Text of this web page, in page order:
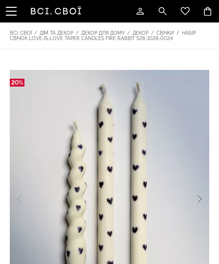
ВСІ. СВОЇ / ДІМ ТА ДЕКОР / ДЕКОР ДЛЯ ДОМУ / ДЕКОР / СВІЧКИ / НАБІР
СВІЧОК LOVE-IS-LOVE TAPER CANDLES FIRE RABBIT 528-1028-0024
20%